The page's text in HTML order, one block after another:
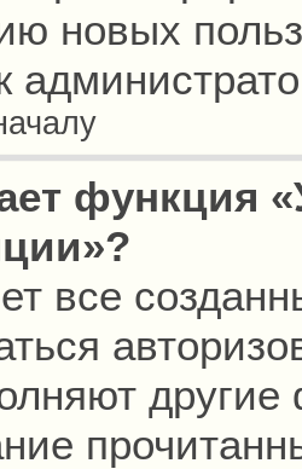
новых
функция
все
другие